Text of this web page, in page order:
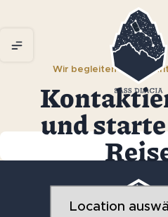
Wir begleiten dich
und
+39 0471 849527
Str. Sciarè, 11